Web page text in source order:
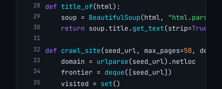
def title_of(html):
    soup =
BeautifulSoup(html, "html.parser"
return soup.title. get_text(strip=True
def crawl_site(seed_url, max_pages=50 ,
    domain =
urlparse(seed_url).netloc
    frontier =
deque([seed_url])
    visited =
set()